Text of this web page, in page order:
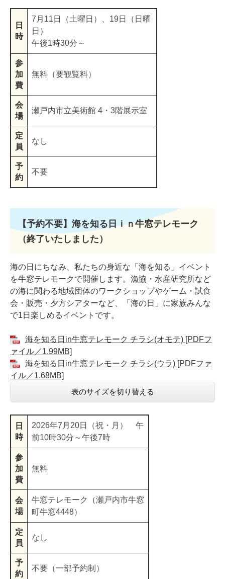
日
時
7月11日（土曜日）、19日（日曜
日）
午後1時30分～
参
加
費
無料（要観覧料）
会
場
瀬戸内市立美術館 4・3階展示室
定
員
なし
予
約
不要
【予約不要】海を知る日ｉｎ牛窓テレモーク
（終了いたしました）
海の日にちなみ、私たちの身近な「海を知る」イベント
を牛窓テレモークで開催します。漁協・水産研究所など
の海に関わる地域団体のワークショップやゲーム・試食
会・販売・夕方シアターなど、「海の日」に家族みんな
で1日楽しめるイベントです。​
海を知る日in牛窓テレモーク チラシ(オモテ) [PDFフ
ァイル／1.99MB]
海を知る日in牛窓テレモーク チラシ(ウラ) [PDFファ
イル／1.68MB]
表のサイズを切り替える
日
時
​2026年7月20日（祝・月） 午
前10時30分～午後7時
参
加
費
無料
会
場
牛窓テレモーク（瀬戸内市牛窓
町牛窓4448）
定
員
なし
予
約
不要（一部予約制）